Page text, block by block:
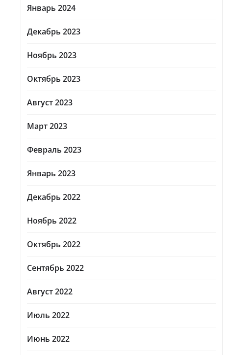
Январь 2024
Декабрь 2023
Ноябрь 2023
Октябрь 2023
Август 2023
Март 2023
Февраль 2023
Январь 2023
Декабрь 2022
Ноябрь 2022
Октябрь 2022
Сентябрь 2022
Август 2022
Июль 2022
Июнь 2022